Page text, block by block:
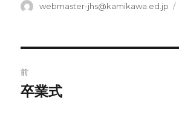
投
webmaster-jhs@kamikawa.ed.jp
稿
前
前
卒業式